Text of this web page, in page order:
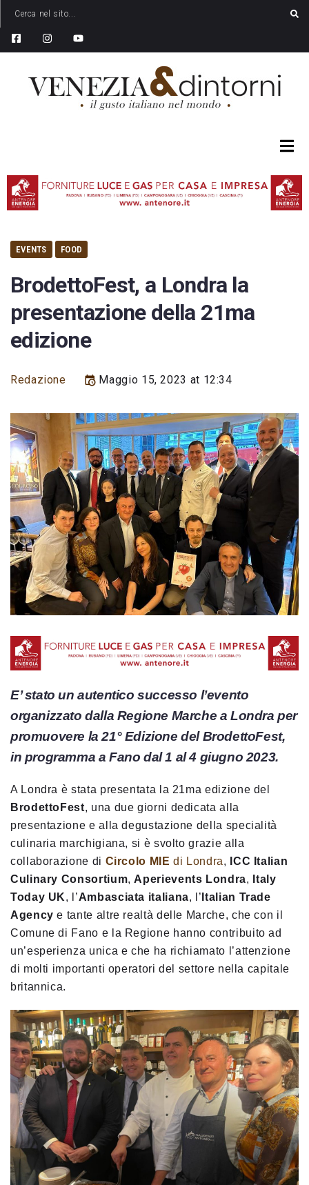
EVENTS FOOD
BrodettoFest, a Londra la
presentazione della 21ma
edizione
Redazione Maggio 15, 2023 at 12:34
E’ stato un autentico successo l’evento
organizzato dalla Regione Marche a Londra per
promuovere la 21° Edizione del BrodettoFest,
in programma a Fano dal 1 al 4 giugno 2023.
A Londra è stata presentata la 21ma edizione del
BrodettoFest, una due giorni dedicata alla
presentazione e alla degustazione della specialità
culinaria marchigiana, si è svolto grazie alla
collaborazione di Circolo MIE di Londra,
ICC Italian
Culinary Consortium, Aperievents Londra,
Italy
Today UK, l’Ambasciata italiana, l’ Italian Trade
Agencye tante altre realtà delle Marche, che con il
Comune di Fano e la Regione hanno contribuito ad
un’esperienza unica e che ha richiamato l’attenzione
di molti importanti operatori del settore nella capitale
britannica.